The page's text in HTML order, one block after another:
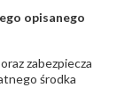
opisanego
zabezpiecza
środka